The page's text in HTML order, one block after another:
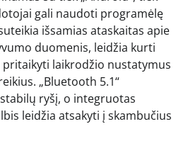
gali naudoti programėlę
išsamias ataskaitas apie
duomenis, leidžia kurti
laikrodžio nustatymus
„Bluetooth 5.1“
ryšį, o integruotas
leidžia atsakyti į skambučius